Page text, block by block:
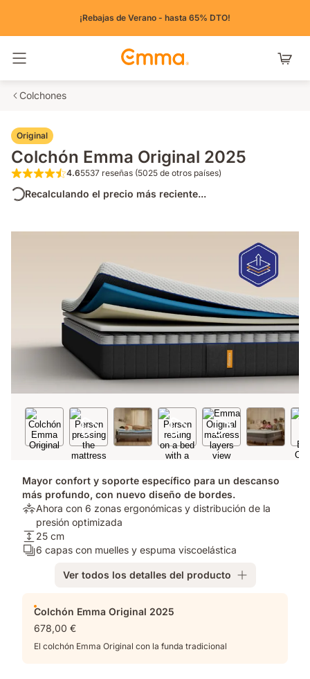
¡Rebajas de Verano - hasta 65% DTO!
Colchones
Original
Colchón Emma Original 2025
4.6 de 5 estrellas 5537 reseñas (5025 de
4.65537 reseñas (5025 de otros países)
Recalculando el precio más reciente...
Mayor confort y soporte específico para un descanso
más profundo, con nuevo diseño de bordes.
Alivio
presión:
Ahora
ergonómicas
distribución
Ahora con 6 zonas ergonómicas y distribución de la
presión optimizada​
Altura
del
25 cm
Número
capas
con
muelles
6 capas con muelles y espuma viscoelástica
Ver todos los detalles del producto
Colchón Emma Original 2025
678,00 €
El colchón Emma Original con la funda tradicional